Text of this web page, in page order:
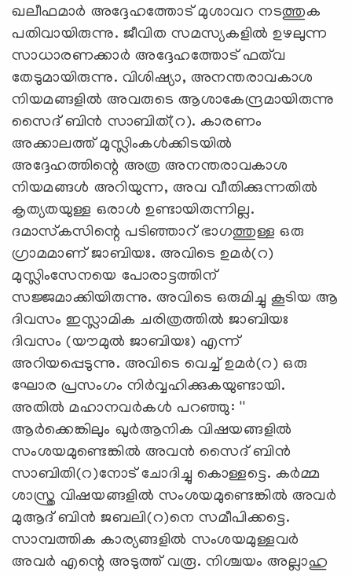
ഖലീഫമാര്‍ അദ്ദേഹത്തോട് മുശാവറ നടത്തുക
പതിവായിരുന്നു. ജീവിത സമസ്യകളില്‍ ഉഴലുന്ന
സാധാരണക്കാര്‍ അദ്ദേഹത്തോട് ഫത്‌വ
തേടുമായിരുന്നു. വിശിഷ്യാ, അനന്തരാവകാശ
നിയമങ്ങളില്‍ അവരുടെ ആശാകേന്ദ്രമായിരുന്നു
സൈദ് ബിന്‍ സാബിത്(റ). കാരണം
അക്കാലത്ത് മുസ്ലിംകള്‍ക്കിടയില്‍
അദ്ദേഹത്തിന്റെ അത്ര അനന്തരാവകാശ
നിയമങ്ങള്‍ അറിയുന്ന, അവ വീതിക്കുന്നതില്‍
കൃത്യതയുള്ള ഒരാള്‍ ഉണ്ടായിരുന്നില്ല.
ദമാസ്‌കസിന്റെ പടിഞ്ഞാറ് ഭാഗത്തുള്ള ഒരു
ഗ്രാമമാണ് ജാബിയഃ. അവിടെ ഉമര്‍(റ)
മുസ്ലിംസേനയെ പോരാട്ടത്തിന്
സജ്ജമാക്കിയിരുന്നു. അവിടെ ഒരുമിച്ചു കൂടിയ ആ
ദിവസം ഇസ്ലാമിക ചരിത്രത്തില്‍ ജാബിയഃ
ദിവസം (യൗമുല്‍ ജാബിയഃ) എന്ന്
അറിയപ്പെടുന്നു. അവിടെ വെച്ച് ഉമര്‍(റ) ഒരു
ഘോര പ്രസംഗം നിര്‍വ്വഹിക്കുകയുണ്ടായി.
അതില്‍ മഹാനവര്‍കള്‍ പറഞ്ഞു: ''
ആര്‍ക്കെങ്കിലും ഖുര്‍ആനിക വിഷയങ്ങളില്‍
സംശയമുണ്ടെങ്കില്‍ അവന്‍ സൈദ് ബിന്‍
സാബിതി(റ)നോട് ചോദിച്ചു കൊള്ളട്ടെ. കര്‍മ്മ
ശാസ്ത്ര വിഷയങ്ങളില്‍ സംശയമുണ്ടെങ്കില്‍ അവര്‍
മുആദ് ബിന്‍ ജബലി(റ)നെ സമീപിക്കട്ടെ.
സാമ്പത്തിക കാര്യങ്ങളില്‍ സംശയമുള്ളവര്‍
അവര്‍ എന്റെ അടുത്ത് വരൂ. നിശ്ചയം അല്ലാഹു